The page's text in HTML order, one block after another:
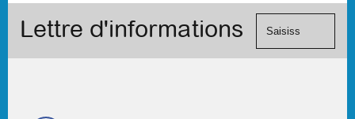
de
Visa, ...) et
Lettre d'informations